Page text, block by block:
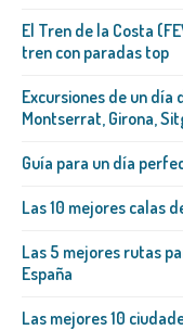
El Tren de la Costa
tren con paradas top
Excursiones de un
Montserrat, Girona,
Guía para un día
Las 10 mejores calas
Las 5 mejores rutas
España
Las mejores 10